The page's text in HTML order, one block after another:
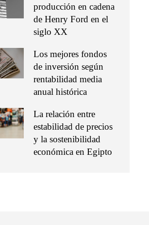
producción en cadena
de Henry Ford en el
siglo XX
Los mejores fondos
de inversión según
rentabilidad media
anual histórica
La relación entre
estabilidad de precios
y la sostenibilidad
económica en Egipto